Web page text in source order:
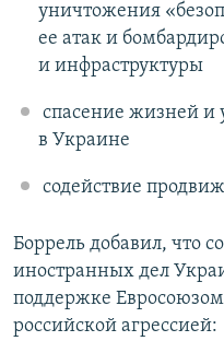
уничтожения
ее атак и
и инфраструктуры
спасение жизней
в Украине
содействие
Боррель добавил, что
иностранных дел
поддержке
российской агрессией: